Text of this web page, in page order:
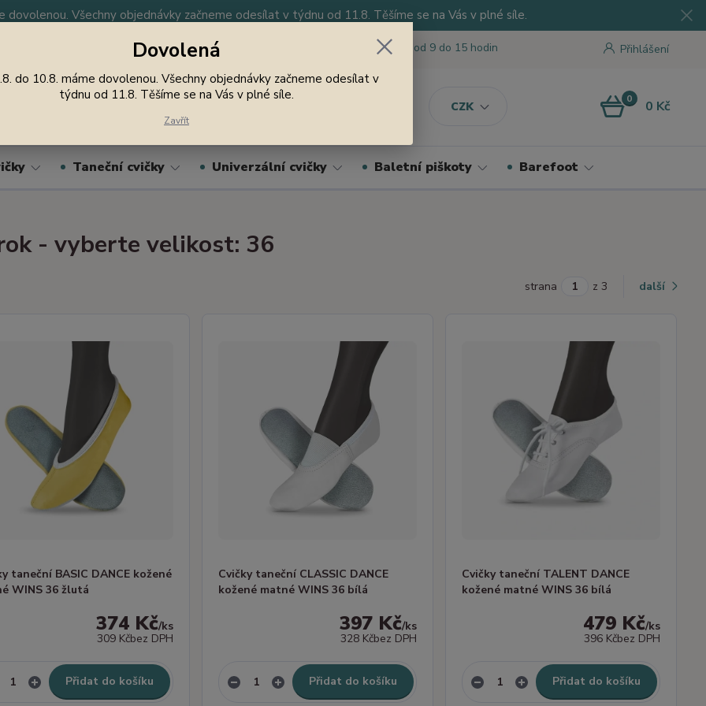
dovolenou. Všechny objednávky začneme odesílat v týdnu od 11.8. Těšíme se na Vás v plné síle.
CZK
Přihlášení
Nevíte si rady? Zavolejte. Jsme tu pro Vás od 9 do 15 hodin
0 0 Kč
Taneční cvičky Univerzální cvičky Baletní piškoty Barefoot
- vyberte velikost: 36
strana z 3 další
taneční BASIC DANCE kožené
WINS 36 žlutá
374 Kč/ks
309 Kčbez DPH
Přidat do košíku
Cvičky taneční CLASSIC DANCE
kožené matné WINS 36 bílá
397 Kč/ks
328 Kčbez DPH
Přidat do košíku
Cvičky taneční TALENT DANCE
kožené matné WINS 36 bílá
479 Kč/ks
396 Kčbez DPH
Přidat do košíku
Dovolená
do 10.8. máme dovolenou. Všechny objednávky začneme odesílat v
týdnu od 11.8. Těšíme se na Vás v plné síle.
Zavřít